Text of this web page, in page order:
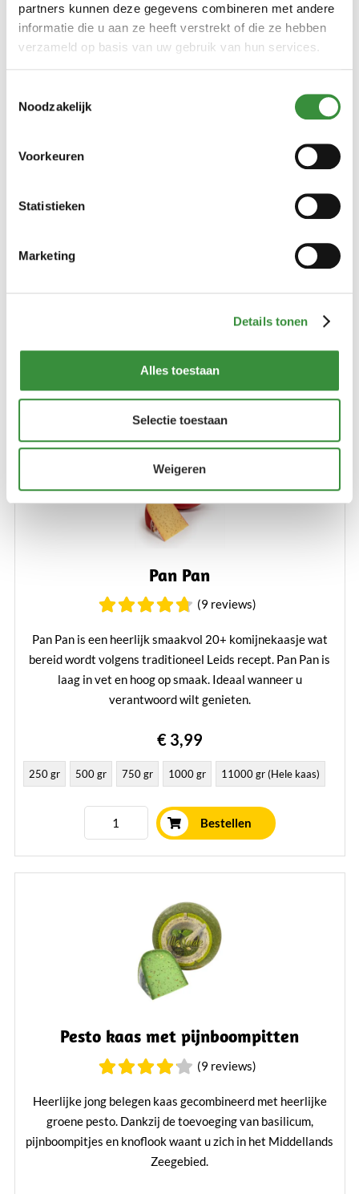
partners kunnen deze gegevens combineren met andere
informatie die u aan ze heeft verstrekt of die ze hebben
verzameld op basis van uw gebruik van hun services.
Noodzakelijk
Voorkeuren
Statistieken
Marketing
Details tonen
Alles toestaan
Selectie toestaan
Weigeren
van Nederland. Heerlijk mild, zoet en nootachtig van smaak.
Pan Pan
(9 reviews)
Pan Pan is een heerlijk smaakvol 20+ komijnekaasje wat
bereid wordt volgens traditioneel Leids recept. Pan Pan is
laag in vet en hoog op smaak. Ideaal wanneer u
verantwoord wilt genieten.
€ 3,99
250 gr 500 gr 750 gr 1000 gr 11000 gr (Hele kaas)
Bestellen
Pesto kaas met pijnboompitten
(9 reviews)
Heerlijke jong belegen kaas gecombineerd met heerlijke
groene pesto. Dankzij de toevoeging van basilicum,
pijnboompitjes en knoflook waant u zich in het Middellands
Zeegebied.